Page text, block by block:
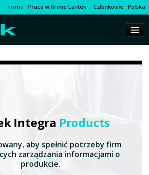
Firma Praca w firmie Lantek Członkowie Polska
Integra Products
aby spełnić potrzeby firm
zarządzania informacjami o
produkcie.